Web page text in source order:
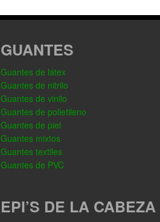
GUANTES
Guantes de látex
Guantes de nitrilo
Guantes de vinilo
Guantes de polietileno
Guantes de piel
Guantes mixtos
Guantes textiles
Guantes de PVC
EPI’S DE LA CABEZA